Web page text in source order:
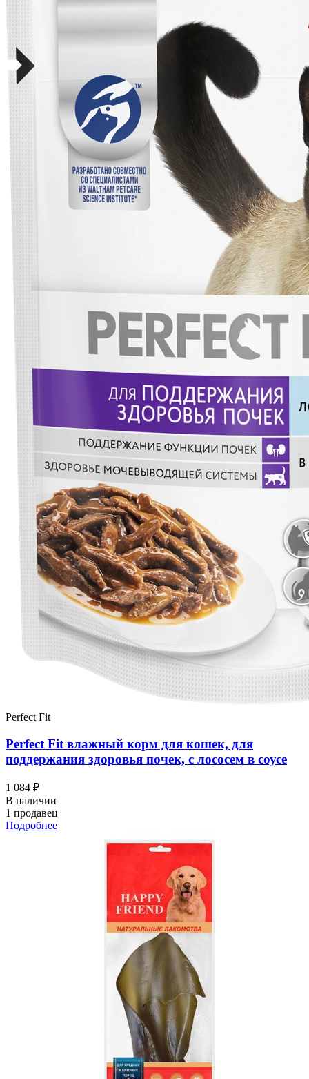
Perfect Fit
Perfect Fit влажный корм для кошек, для
поддержания здоровья почек, с лососем в соусе
1 084 ₽
В наличии
1 продавец
Подробнее